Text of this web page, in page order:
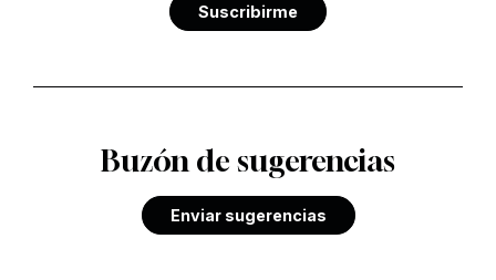
Suscribirme
Buzón de sugerencias
Enviar sugerencias